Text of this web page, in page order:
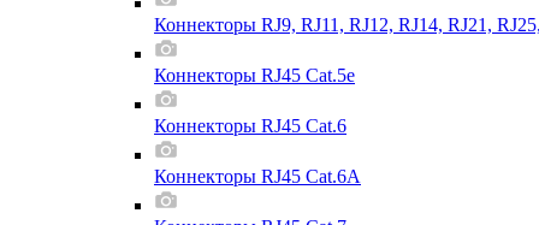
Коннекторы RJ9, RJ11, RJ12, RJ14, RJ21,
Коннекторы RJ45 Cat.5e
Коннекторы RJ45 Cat.6
Коннекторы RJ45 Cat.6A